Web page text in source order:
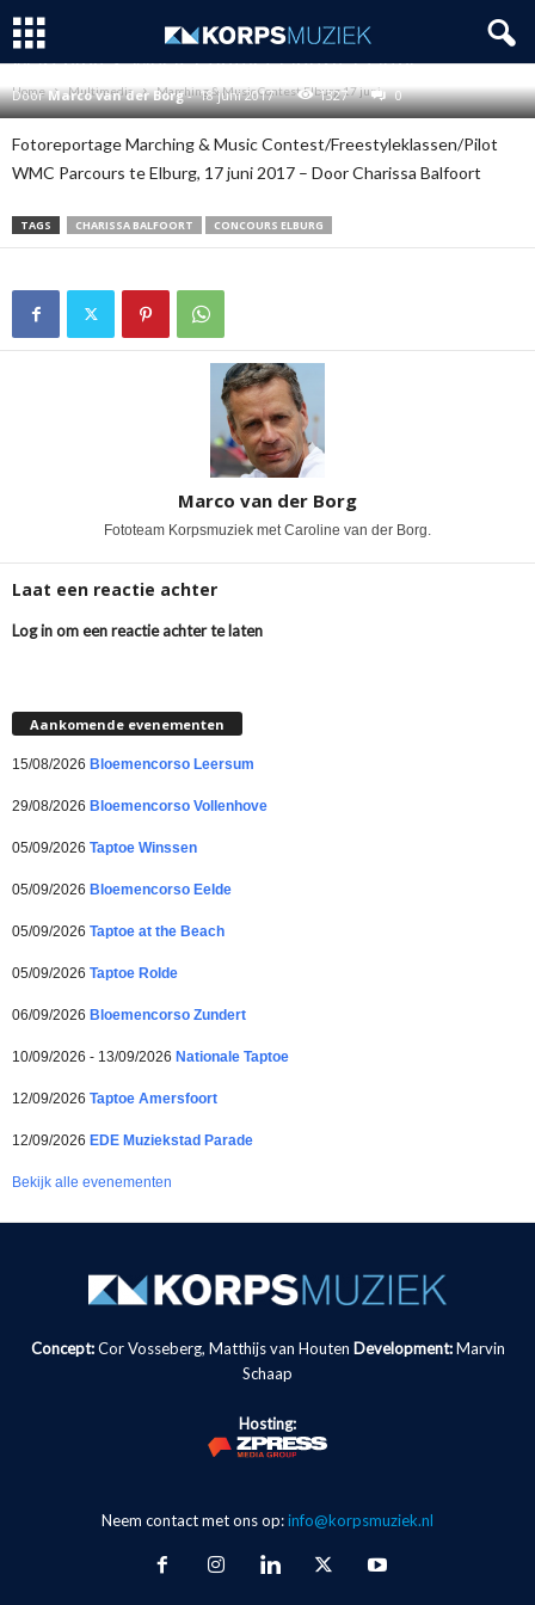
Home Multimedia Marching & Music Contest Elburg 17 juni
MULTIMEDIA
Marching & Music Contest Elburg 17 juni
Door Marco van der Borg- 18 juni 2017 1327 0
Fotoreportage Marching & Music Contest/Freestyleklassen/Pilot
WMC Parcours te Elburg, 17 juni 2017 – Door Charissa Balfoort
TAGS CHARISSA BALFOORT CONCOURS ELBURG
Marco van der Borg
Fototeam Korpsmuziek met Caroline van der Borg.
Laat een reactie achter
Log in om een reactie achter te laten
Aankomende evenementen
15/08/2026 Bloemencorso Leersum
29/08/2026 Bloemencorso Vollenhove
05/09/2026 Taptoe Winssen
05/09/2026 Bloemencorso Eelde
05/09/2026 Taptoe at the Beach
05/09/2026 Taptoe Rolde
06/09/2026 Bloemencorso Zundert
10/09/2026 - 13/09/2026 Nationale Taptoe
12/09/2026 Taptoe Amersfoort
12/09/2026 EDE Muziekstad Parade
Bekijk alle evenementen
Concept:Cor Vosseberg, Matthijs van Houten Development: Marvin
Schaap
Hosting:
Neem contact met ons op:info@korpsmuziek.nl